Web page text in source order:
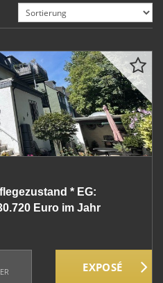
* EG:
Euro im Jahr